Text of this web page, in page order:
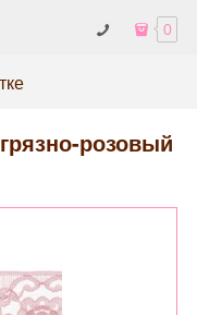
0
розовый